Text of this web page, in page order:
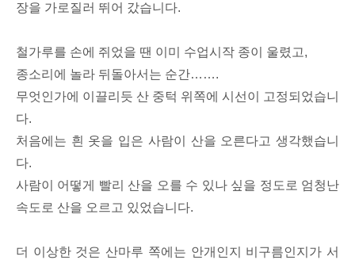
장을 가로질러 뛰어 갔습니다.
철가루를 손에 쥐었을 땐 이미 수업시작 종이 울렸고,
종소리에 놀라 뒤돌아서는 순간…….
무엇인가에 이끌리듯 산 중턱 위쪽에 시선이 고정되었습니
다.
처음에는 흰 옷을 입은 사람이 산을 오른다고 생각했습니
다.
사람이 어떻게 빨리 산을 오를 수 있나 싶을 정도로 엄청난
속도로 산을 오르고 있었습니다.
더 이상한 것은 산마루 쪽에는 안개인지 비구름인지가 서